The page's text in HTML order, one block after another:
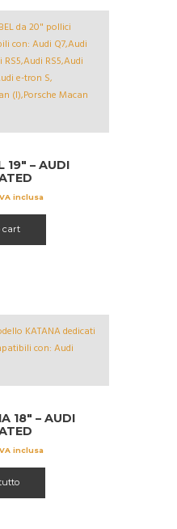
19″ – AUDI
inclusa
cart
18″ – AUDI
inclusa